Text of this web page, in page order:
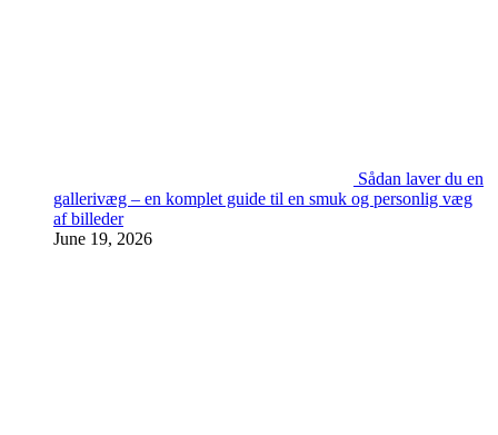
Sådan laver du en
gallerivæg – en komplet guide til en smuk og personlig væg
af billeder
June 19, 2026